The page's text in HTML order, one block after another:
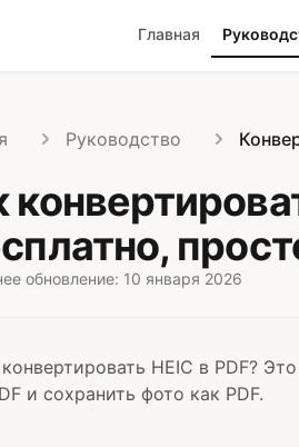
Главная
Руководство
обновление: 10 января 2026
HEIC в PDF?
и сохранить фото как PDF.